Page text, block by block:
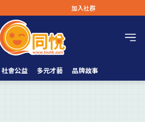
加入社群
社會公益 多元才藝 品牌故事